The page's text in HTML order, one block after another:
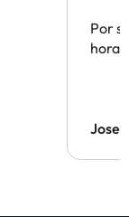
Por
hora
Jose